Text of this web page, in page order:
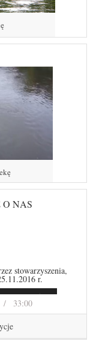
O NAS
33:00
stowarzyszenia,
r.